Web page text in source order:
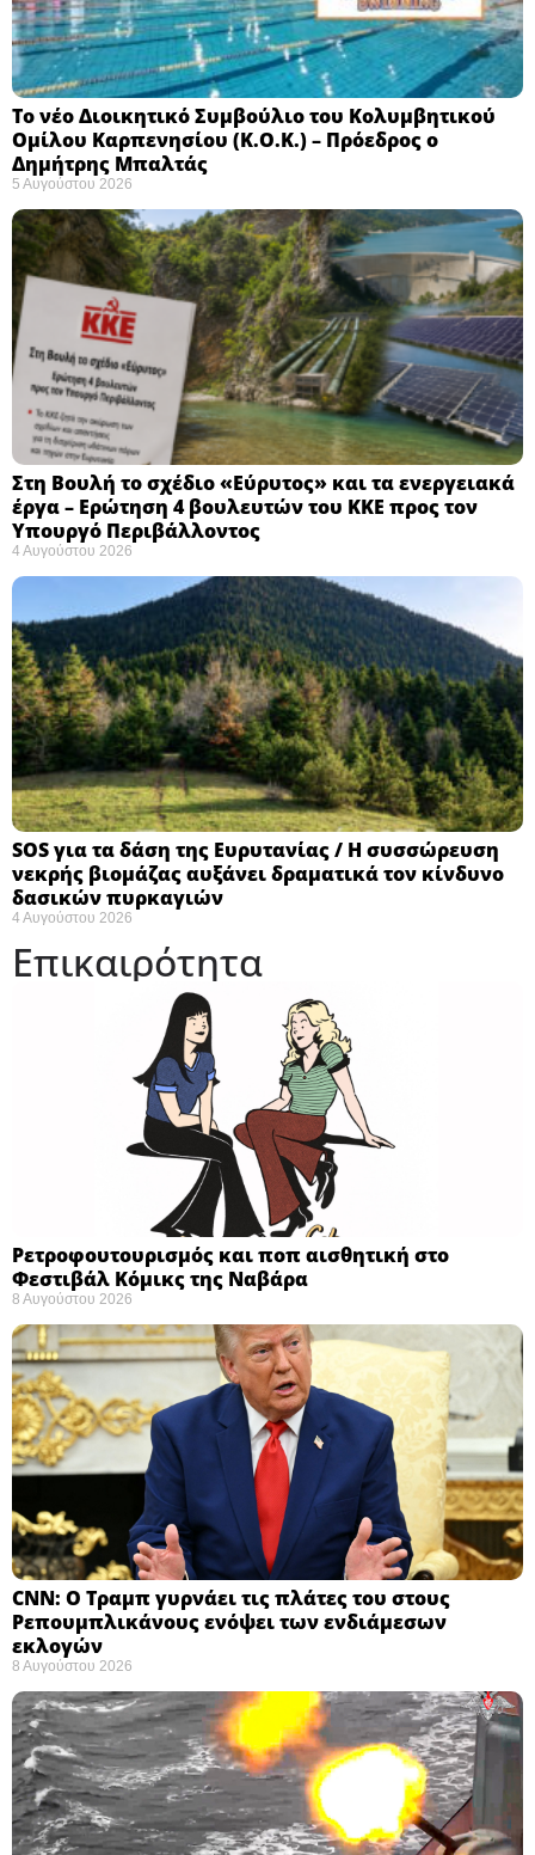
Το νέο Διοικητικό Συμβούλιο του Κολυμβητικού
Ομίλου Καρπενησίου (Κ.Ο.Κ.) – Πρόεδρος ο
Δημήτρης Μπαλτάς
5 Αυγούστου 2026
Στη Βουλή το σχέδιο «Εύρυτος» και τα ενεργειακά
έργα – Ερώτηση 4 βουλευτών του ΚΚΕ προς τον
Υπουργό Περιβάλλοντος
4 Αυγούστου 2026
SOS για τα δάση της Ευρυτανίας / Η συσσώρευση
νεκρής βιομάζας αυξάνει δραματικά τον κίνδυνο
δασικών πυρκαγιών
4 Αυγούστου 2026
Επικαιρότητα
Ρετροφουτουρισμός και ποπ αισθητική στο
Φεστιβάλ Κόμικς της Ναβάρα ​
8 Αυγούστου 2026
CNN: Ο Τραμπ γυρνάει τις πλάτες του στους
Ρεπουμπλικάνους ενόψει των ενδιάμεσων
εκλογών ​
8 Αυγούστου 2026